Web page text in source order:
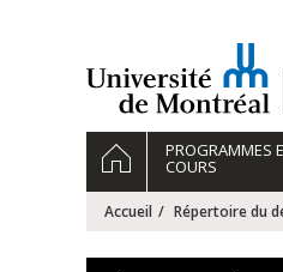
Navigation
principale
ACCUEILPROGRAMMES
COURS
Accueil Répertoire du